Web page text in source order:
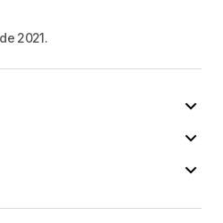
2021.